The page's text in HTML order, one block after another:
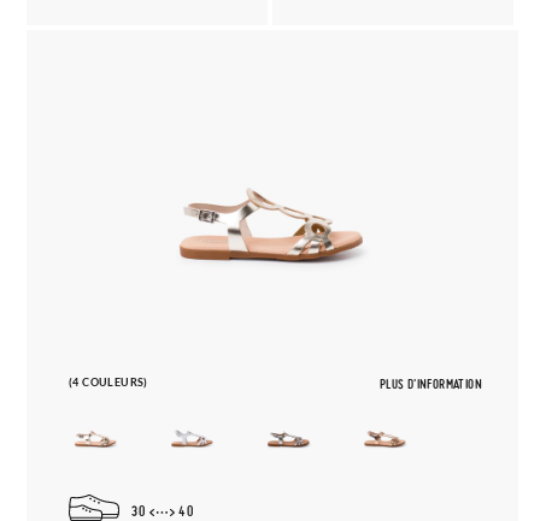
(4 COULEURS) PLUS D'INFORMATION
30 40